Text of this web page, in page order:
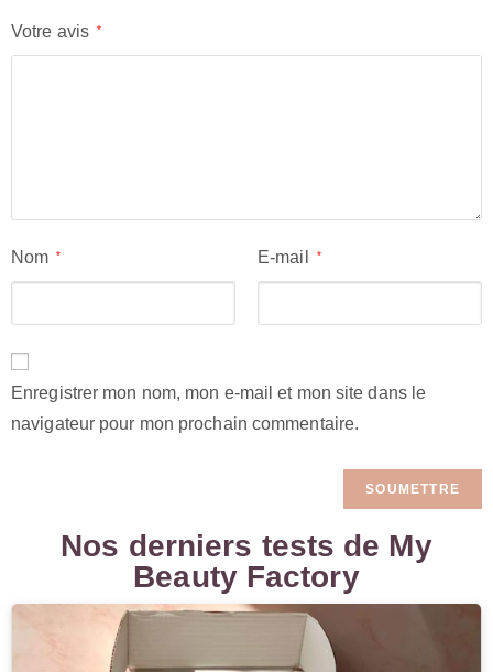
Votre avis *
Nom * E-mail *
Enregistrer mon nom, mon e-mail et mon site dans le
navigateur pour mon prochain commentaire.
Nos derniers tests de My
Beauty Factory